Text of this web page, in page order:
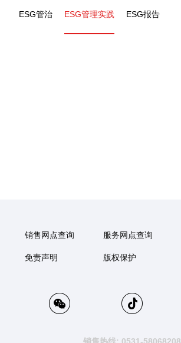
ESG管治 ESG管理实践 ESG报告
销售网点查询 服务网点查询
免责声明 版权保护